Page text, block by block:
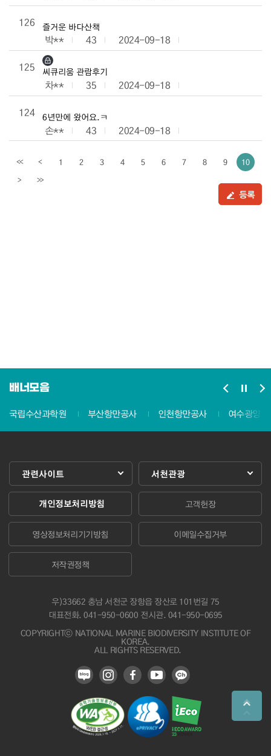
126
즐거운 바다산책
박** 43
2024-09-18
125
씨큐리움 관람후기
차** 35
2024-09-18
124
6년만에 왔어요.ㅋ
손** 43 2024-09-18
<< <이전페이지
1 2 3 4 5 6 7 8 9 10
>다음페이지
>>
등록
배너모음
국립수산과학원
부산항만공사 인천항만공사 여수광양
개인정보처리방침 고객헌장
영상정보처리기기방침 이메일수집거부
저작권정책
우)33662 충남 서천군 장항읍 장산로 101번길 75
대표전화.041-950-0600 전시관. 041-950-0695
COPYRIGHTⓒ NATIONAL MARINE BIODIVERSITY INSTITUTE OF
KOREA.
ALL RIGHTS RESERVED.
관련사이트 서천관광